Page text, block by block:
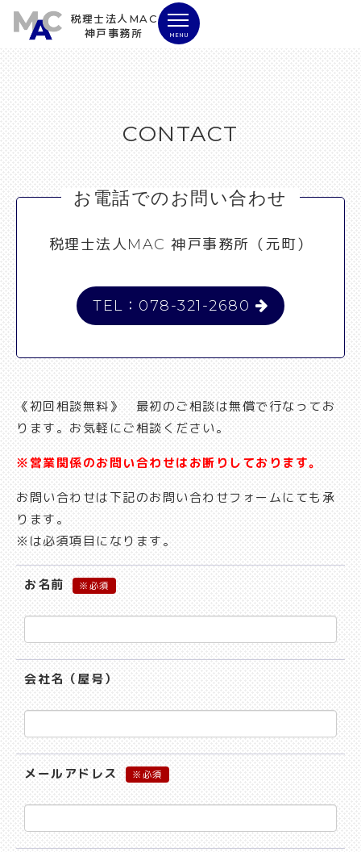
税理士法人MAC
神戸事務所
MENU
CONTACT
お電話でのお問い合わせ
税理士法人MAC 神戸事務所（元町）
TEL：078-321-2680
《初回相談無料》 最初のご相談は無償で行なってお
ります。お気軽にご相談ください。
※営業関係のお問い合わせはお断りしております。
お問い合わせは下記のお問い合わせフォームにても承
ります。
※は必須項目になります。
お名前 ※
会社名（屋号）
メールアドレス ※